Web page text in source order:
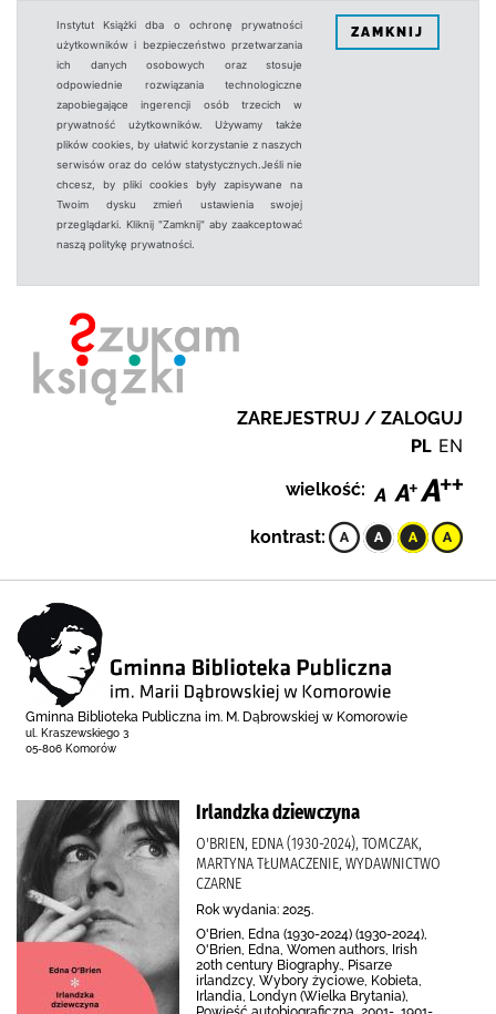
Instytut Książki dba o ochronę prywatności
użytkowników i bezpieczeństwo przetwarzania
ich danych osobowych oraz stosuje
odpowiednie rozwiązania technologiczne
zapobiegające ingerencji osób trzecich w
prywatność użytkowników. Używamy także
plików cookies, by ułatwić korzystanie z naszych
serwisów oraz do celów statystycznych.Jeśli nie
chcesz, by pliki cookies były zapisywane na
Twoim dysku zmień ustawienia swojej
przeglądarki. Kliknij "Zamknij" aby zaakceptować
naszą politykę prywatności.
ZAMKNIJ
ZAREJESTRUJ / ZALOGUJ
PL EN
wielkość:
kontrast:
Gminna Biblioteka Publiczna im. M. Dąbrowskiej w Komorowie
ul. Kraszewskiego 3
05-806 Komorów
Irlandzka dziewczyna
O'BRIEN, EDNA (1930-2024), TOMCZAK,
MARTYNA TŁUMACZENIE, WYDAWNICTWO
CZARNE
Rok wydania: 2025.
O'Brien, Edna (1930-2024) (1930-2024),
O'Brien, Edna, Women authors, Irish
20th century Biography., Pisarze
irlandzcy, Wybory życiowe, Kobieta,
Irlandia, Londyn (Wielka Brytania),